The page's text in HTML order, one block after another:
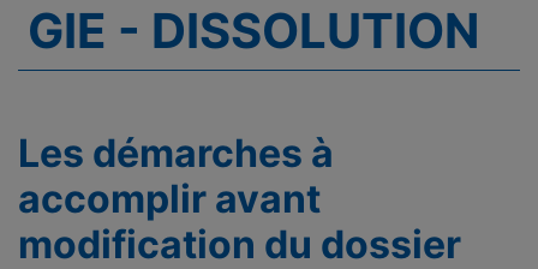
GIE - DISSOLUTION
Les démarches à
accomplir avant
modification du dossier